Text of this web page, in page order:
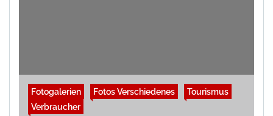
Fotogalerien Fotos Verschiedenes
Tourismus
Verbraucher